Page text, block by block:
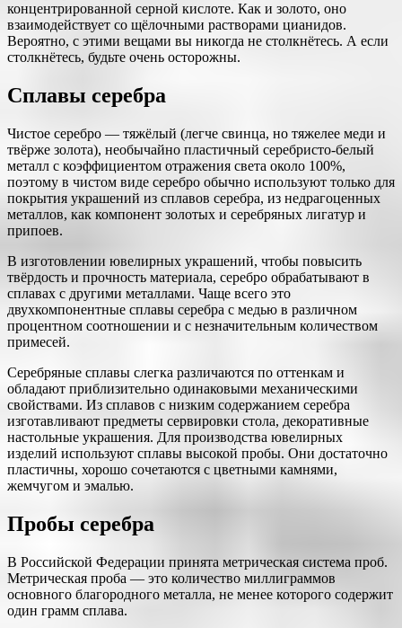
концентрированной серной кислоте. Как и золото, оно
взаимодействует со щёлочными растворами цианидов.
Вероятно, с этими вещами вы никогда не столкнётесь. А если
столкнётесь, будьте очень осторожны.
Сплавы серебра
Чистое серебро — тяжёлый (легче свинца, но тяжелее меди и
твёрже золота), необычайно пластичный серебристо-белый
металл с коэффициентом отражения света около 100%,
поэтому в чистом виде серебро обычно используют только для
покрытия украшений из сплавов серебра, из недрагоценных
металлов, как компонент золотых и серебряных лигатур и
припоев.
В изготовлении ювелирных украшений, чтобы повысить
твёрдость и прочность материала, серебро обрабатывают в
сплавах с другими металлами. Чаще всего это
двухкомпонентные сплавы серебра с медью в различном
процентном соотношении и с незначительным количеством
примесей.
Серебряные сплавы слегка различаются по оттенкам и
обладают приблизительно одинаковыми механическими
свойствами. Из сплавов с низким содержанием серебра
изготавливают предме­ты сервировки стола, декоративные
настольные украшения. Для произво­дства ювелирных
изделий используют сплавы высокой пробы. Они достаточ­но
пластичны, хорошо сочетаются с цветными камнями,
жемчугом и эмалью.
Пробы серебра
В Российской Федерации принята метрическая система проб.
Метрическая проба — это количество миллиграммов
основного благородного металла, не менее которого содержит
один грамм сплава.